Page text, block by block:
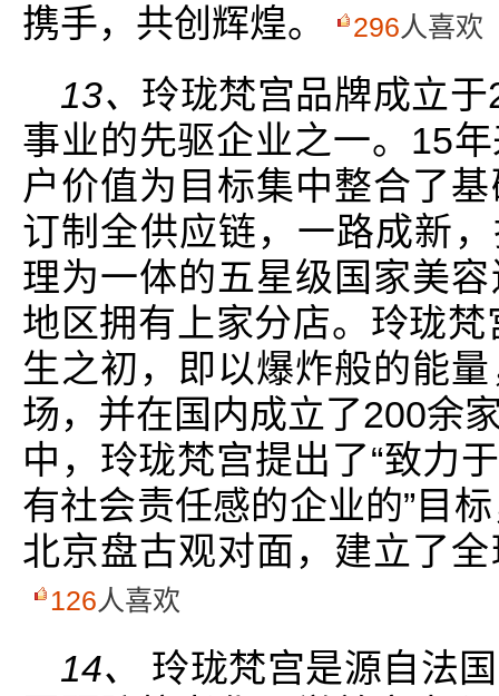
携手，共创辉煌。
296人喜欢
13、 玲珑梵宫品牌成立
事业的先驱企业之一。15
户价值为目标集中整合了
订制全供应链，一路成新
理为一体的五星级国家美
地区拥有上家分店。玲珑
生之初，即以爆炸般的能
场，并在国内成立了200余
中，玲珑梵宫提出了“致力
有社会责任感的企业的”目
北京盘古观对面，建立了
126人喜欢
14、
玲珑梵宫是源自法